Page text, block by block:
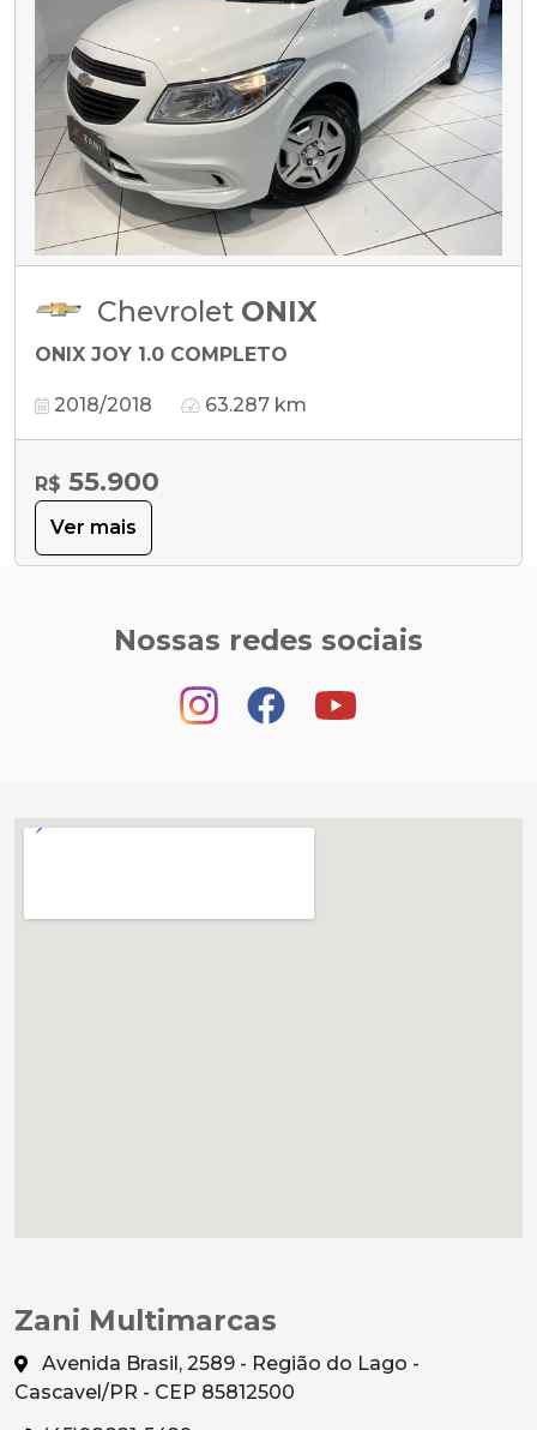
Chevrolet ONIX
ONIX JOY 1.0 COMPLETO
2018/2018 63.287 km
R$ 55.900
Ver mais
Nossas redes sociais
Zani Multimarcas
Avenida Brasil, 2589 - Região do Lago -
Cascavel/PR - CEP 85812500